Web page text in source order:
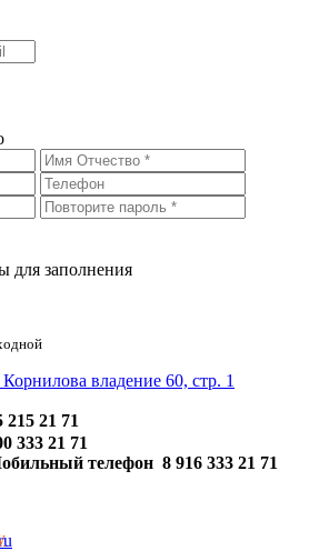
для заполнения
владение 60, стр. 1
215 21 71
333 21 71
8 916 333 21 71